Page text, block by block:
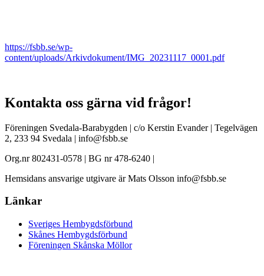
https://fsbb.se/wp-
content/uploads/Arkivdokument/IMG_20231117_0001.pdf
Kontakta oss gärna vid frågor!
Föreningen Svedala-Barabygden | c/o Kerstin Evander | Tegelvägen
2, 233 94 Svedala | info@fsbb.se
Org.nr 802431-0578 | BG nr 478-6240 |
Hemsidans ansvarige utgivare är Mats Olsson info@fsbb.se
Länkar
Sveriges Hembygdsförbund
Skånes Hembygdsförbund
Föreningen Skånska Möllor